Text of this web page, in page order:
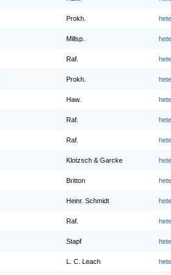
Prokh.
Millsp.
Raf.
Prokh.
Haw.
Raf.
Raf.
Klotzsch & Garcke
Britton
Heinr. Schmidt
Raf.
Stapf
L. C. Leach